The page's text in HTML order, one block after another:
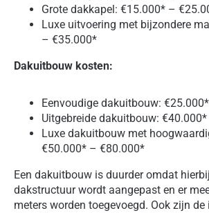
Grote dakkapel: €15.000* –
Luxe uitvoering met bijzondere
– €35.000*
Dakuitbouw kosten:
Eenvoudige dakuitbouw:
Uitgebreide dakuitbouw:
Luxe dakuitbouw met
€50.000* – €80.000*
Een dakuitbouw is duurder omdat
dakstructuur wordt aangepast en er
meters worden toegevoegd. Ook zijn de